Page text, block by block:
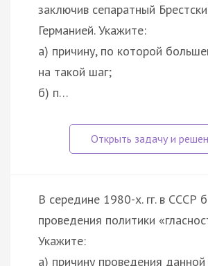
заключив сепаратный
Германией. Укажите:
а) причину, по которой
на такой шаг;
б) п…
В середине 1980-х. гг. в СССР
проведения политики
Укажите:
а) причину проведения данной